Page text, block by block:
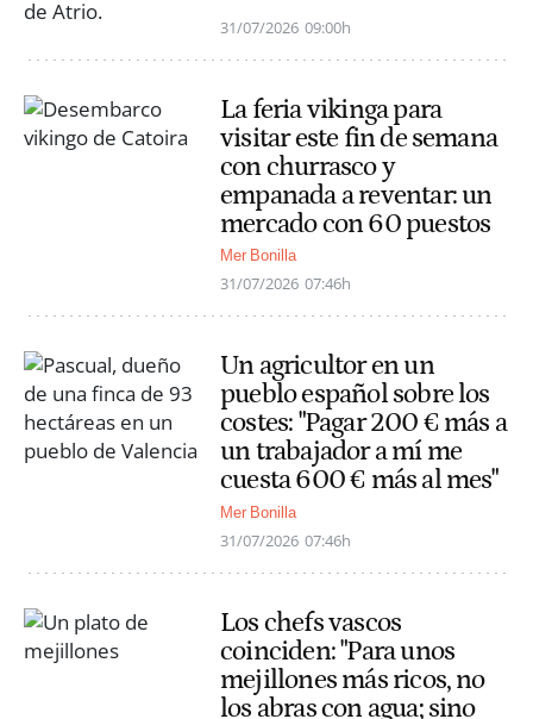
31/07/2026 09:00h
La feria vikinga para
visitar este fin de semana
con churrasco y
empanada a reventar: un
mercado con 60 puestos
Mer Bonilla
31/07/2026 07:46h
Un agricultor en un
pueblo español sobre los
costes: "Pagar 200 € más a
un trabajador a mí me
cuesta 600 € más al mes"
Mer Bonilla
31/07/2026 07:46h
Los chefs vascos
coinciden: "Para unos
mejillones más ricos, no
los abras con agua; sino